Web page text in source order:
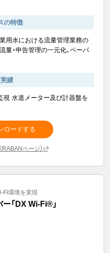
の特徴
用水における流量管理業務の
量・申告管理の一元化、ペーパ
績
視 水道メーター及び計器盤を
ロードする
ページ）
Fi環境を実現
「DX Wi-Fi®」